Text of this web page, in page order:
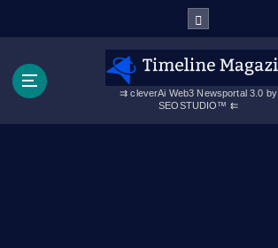
⇉ cleverAi Web3 Newsportal 3.0 by
SEOSTUDIO™ ⇇